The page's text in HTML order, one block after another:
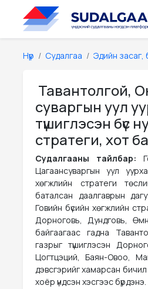
Нүүр Судалгаа Эдийн засаг,
Тавантолгой,
суваргын уул
түшиглэсэн бүс
стратеги, хот
Судалгааны тайлбар:
Цагаансуваргын уул
хөгжлийн стратеги
баталсан даалгаврын
Говийн бүсийн хөгжлийн
Дорноговь, Дундговь,
байгаагаас гадна
газрыг түшиглэсэн
Цогтцэций, Баян-Овоо,
дэвсгэрийг хамарсан бичил
хоёр үндсэн хэсгээс бүрдэнэ.